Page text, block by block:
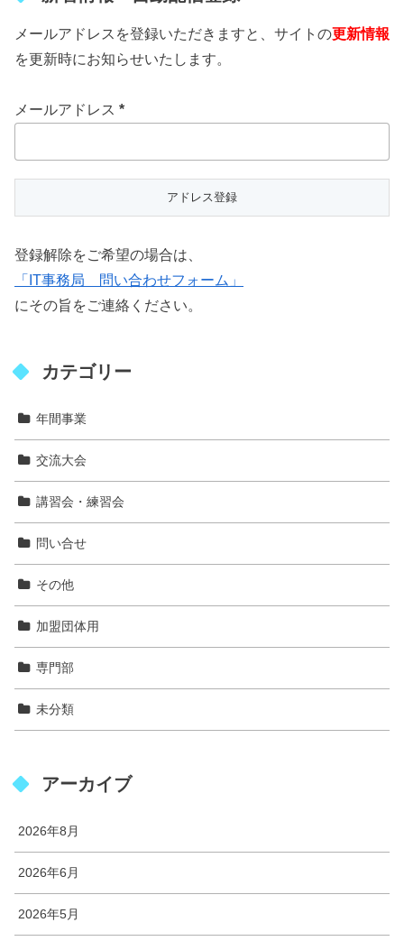
メールアドレスを登録いただきますと、サイトの更新情報
を更新時にお知らせいたします。
メールアドレス *
登録解除をご希望の場合は、
「IT事務局 問い合わせフォーム」
にその旨をご連絡ください。
カテゴリー
年間事業
交流大会
講習会・練習会
問い合せ
その他
加盟団体用
専門部
未分類
アーカイブ
2026年8月
2026年6月
2026年5月